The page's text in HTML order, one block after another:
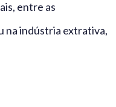
entre as
na indústria extrativa,